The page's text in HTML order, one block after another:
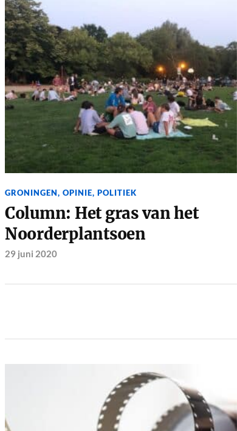
GRONINGEN, OPINIE, POLITIEK
Column: Het gras van het
Noorderplantsoen
29 juni 2020